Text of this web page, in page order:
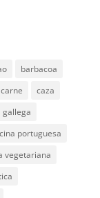
barbacoa
carne
caza
gallega
portuguesa
vegetariana